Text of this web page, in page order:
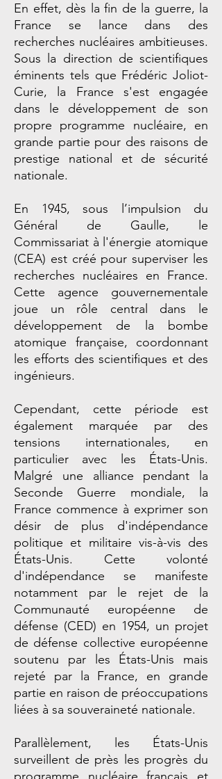
En effet, dès la fin de la guerre, la
France se lance dans des
recherches nucléaires ambitieuses.
Sous la direction de scientifiques
éminents tels que Frédéric Joliot-
Curie, la France s'est engagée
dans le développement de son
propre programme nucléaire, en
grande partie pour des raisons de
prestige national et de sécurité
nationale.
En 1945, sous l’impulsion du
Général de Gaulle, le
Commissariat à l'énergie atomique
(CEA) est créé pour superviser les
recherches nucléaires en France.
Cette agence gouvernementale
joue un rôle central dans le
développement de la bombe
atomique française, coordonnant
les efforts des scientifiques et des
ingénieurs.
Cependant, cette période est
également marquée par des
tensions internationales, en
particulier avec les États-Unis.
Malgré une alliance pendant la
Seconde Guerre mondiale, la
France commence à exprimer son
désir de plus d'indépendance
politique et militaire vis-à-vis des
États-Unis. Cette volonté
d'indépendance se manifeste
notamment par le rejet de la
Communauté européenne de
défense (CED) en 1954, un projet
de défense collective européenne
soutenu par les États-Unis mais
rejeté par la France, en grande
partie en raison de préoccupations
liées à sa souveraineté nationale.
Parallèlement, les États-Unis
surveillent de près les progrès du